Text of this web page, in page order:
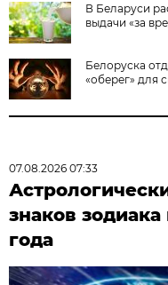
В Беларуси
выдачи «за
Белоруска
«оберег» для
07.08.2026 07:33
знаков зодиака
года